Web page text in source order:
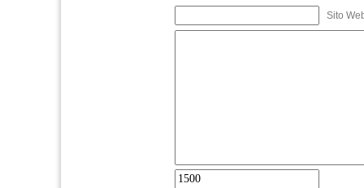
Sito